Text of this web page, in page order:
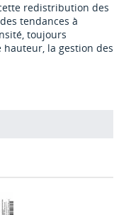
redistribution des
tendances à
toujours
la gestion des